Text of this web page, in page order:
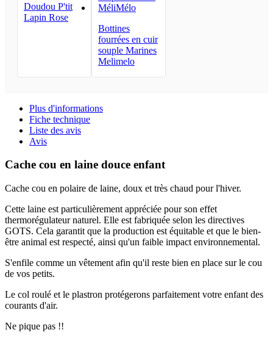
Doudou P'tit
Lapin Rose
Bottines
fourrées en cuir
souple Marines
Melimelo
Plus d'informations
Fiche technique
Liste des avis
Avis
Cache cou en laine douce enfant
Cache cou en polaire de laine, doux et très chaud pour l'hiver.
Cette laine est particulièrement appréciée pour son effet
thermorégulateur naturel. Elle est fabriquée selon les directives
GOTS. Cela garantit que la production est équitable et que le bien-
être animal est respecté, ainsi qu'un faible impact environnemental.
S'enfile comme un vêtement afin qu'il reste bien en place sur le cou
de vos petits.
Le col roulé et le plastron protégerons parfaitement votre enfant des
courants d'air.
Ne pique pas !!